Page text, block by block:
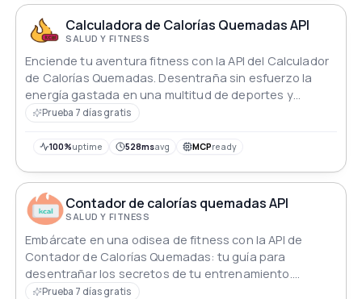
Calculadora de Calorías Quemadas API
SALUD Y FITNESS
Enciende tu aventura fitness con la API del Calculador
de Calorías Quemadas. Desentraña sin esfuerzo la
energía gastada en una multitud de deportes y
actividades. Personaliza tu viaje con peso y duración
triunfo de quema de calorías. Tu compañero de fitness
cada paso calculado por la API.
Prueba 7 días gratis
100%uptime 528msavg MCPready
Contador de calorías quemadas API
SALUD Y FITNESS
Embárcate en una odisea de fitness con la API de
Contador de Calorías Quemadas: tu guía para
desentrañar los secretos de tu entrenamiento.
Sumérgete en un reino de precisión mientras calcula
Prueba 7 días gratis